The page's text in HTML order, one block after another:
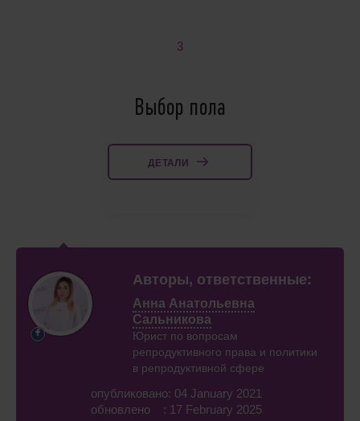
3
Выбор пола
ДЕТАЛИ
Авторы, ответственные:
Анна Анатольевна
Сальникова
Юрист по вопросам
репродуктивного права и политики
в репродуктивной сфере
опубликовано: 04 January 2021
обновлено : 17 February 2025